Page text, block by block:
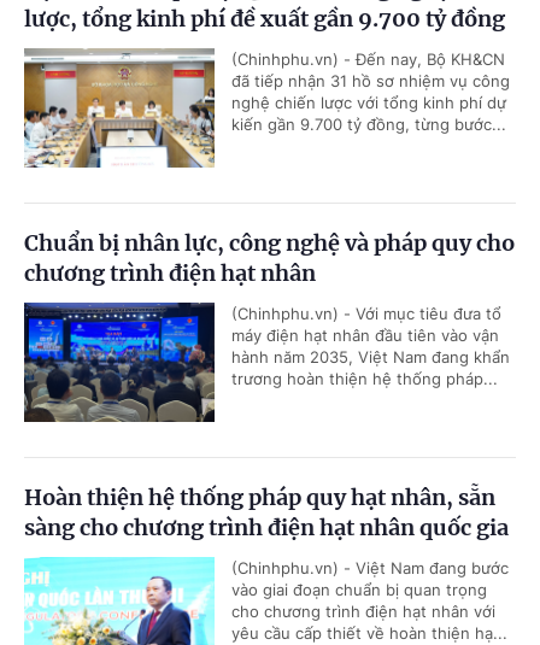
lược, tổng kinh phí đề xuất gần 9.700 tỷ đồng
(Chinhphu.vn) - Đến nay, Bộ KH&CN
đã tiếp nhận 31 hồ sơ nhiệm vụ công
nghệ chiến lược với tổng kinh phí dự
kiến gần 9.700 tỷ đồng, từng bước...
Chuẩn bị nhân lực, công nghệ và pháp quy cho
chương trình điện hạt nhân
(Chinhphu.vn) - Với mục tiêu đưa tổ
máy điện hạt nhân đầu tiên vào vận
hành năm 2035, Việt Nam đang khẩn
trương hoàn thiện hệ thống pháp...
Hoàn thiện hệ thống pháp quy hạt nhân, sẵn
sàng cho chương trình điện hạt nhân quốc gia
(Chinhphu.vn) - Việt Nam đang bước
vào giai đoạn chuẩn bị quan trọng
cho chương trình điện hạt nhân với
yêu cầu cấp thiết về hoàn thiện hạ...